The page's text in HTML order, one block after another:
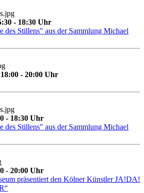
- 18:30 Uhr
des Stillens" aus der Sammlung Michael
- 20:00 Uhr
- 18:30 Uhr
des Stillens" aus der Sammlung Michael
- 20:00 Uhr
präsentiert den Kölner Künstler JA!DA!